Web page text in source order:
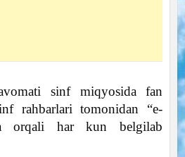
sinf miqyosida fan
rahbarlari tomonidan “e-
orqali har kun belgilab